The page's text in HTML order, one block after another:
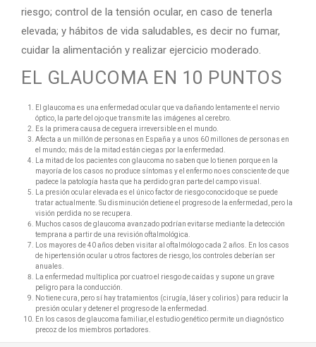
riesgo; control de la tensión ocular, en caso de tenerla
elevada; y hábitos de vida saludables, es decir no fumar,
cuidar la alimentación y realizar ejercicio moderado.
EL GLAUCOMA EN 10 PUNTOS
El glaucoma es una enfermedad ocular que va dañando lentamente el nervio
óptico, la parte del ojo que transmite las imágenes al cerebro.
Es la primera causa de ceguera irreversible en el mundo.
Afecta a un millón de personas en España y a unos 60 millones de personas en
el mundo; más de la mitad están ciegas por la enfermedad.
La mitad de los pacientes con glaucoma no saben que lo tienen porque en la
mayoría de los casos no produce síntomas y el enfermo no es consciente de que
padece la patología hasta que ha perdido gran parte del campo visual.
La presión ocular elevada es el único factor de riesgo conocido que se puede
tratar actualmente. Su disminución detiene el progreso de la enfermedad, pero la
visión perdida no se recupera.
Muchos casos de glaucoma avanzado podrían evitarse mediante la detección
temprana a partir de una revisión oftalmológica.
Los mayores de 40 años deben visitar al oftalmólogo cada 2 años. En los casos
de hipertensión ocular u otros factores de riesgo, los controles deberían ser
anuales.
La enfermedad multiplica por cuatro el riesgo de caídas y supone un grave
peligro para la conducción.
No tiene cura, pero sí hay tratamientos (cirugía, láser y colirios) para reducir la
presión ocular y detener el progreso de la enfermedad.
En los casos de glaucoma familiar, el estudio genético permite un diagnóstico
precoz de los miembros portadores.